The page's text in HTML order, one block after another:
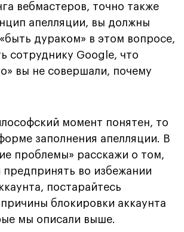
вебмастеров, точно также
апелляции, вы должны
дураком» в этом вопросе,
сотруднику Google, что
вы не совершали, почему
момент понятен, то
заполнения апелляции. В
проблемы» расскажи о том,
предпринять во избежании
постарайтесь
блокировки аккаунта
мы описали выше.